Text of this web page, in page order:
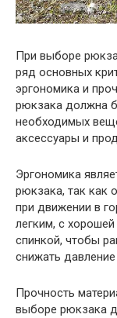
При выборе
ряд основных
эргономика и
рюкзака должна
необходимых
аксессуары и
Эргономика
рюкзака, так как
при движении в
легким, с
спинкой, чтобы
снижать
Прочность
выборе рюкзака